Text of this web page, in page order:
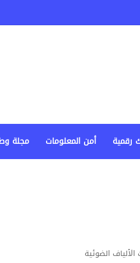
رقمية أمن المعلومات مجلة
الضوئية